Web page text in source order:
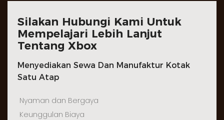
Silakan Hubungi Kami Untuk
Mempelajari Lebih Lanjut
Tentang Xbox
Menyediakan Sewa Dan Manufaktur Kotak
Satu Atap
Nyaman dan Bergaya
Keunggulan Biaya